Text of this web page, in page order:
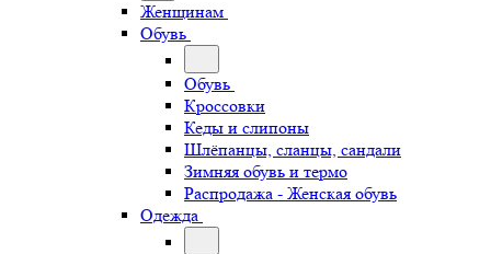
Женщинам
Обувь
Обувь
Кроссовки
Кеды и слипоны
Шлёпанцы, сланцы, сандали
Зимняя обувь и термо
Распродажа - Женская обувь
Одежда